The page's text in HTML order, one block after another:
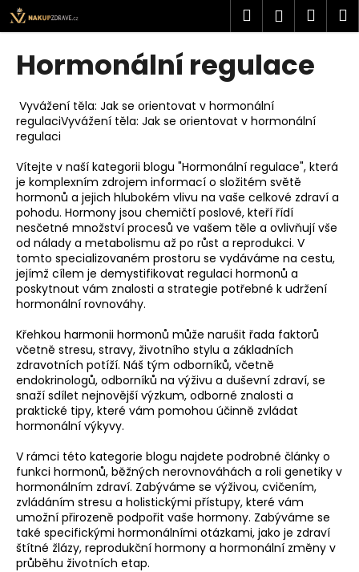
Přejít
na
obsah
Hledat
Hormonální regulace
Vyvážení těla: Jak se orientovat v hormonální
regulaciVyvážení těla: Jak se orientovat v hormonální
regulaci
Vítejte v naší kategorii blogu "Hormonální regulace", která
je komplexním zdrojem informací o složitém světě
hormonů a jejich hlubokém vlivu na vaše celkové zdraví a
pohodu. Hormony jsou chemičtí poslové, kteří řídí
nesčetné množství procesů ve vašem těle a ovlivňují vše
od nálady a metabolismu až po růst a reprodukci. V
tomto specializovaném prostoru se vydáváme na cestu,
jejímž cílem je demystifikovat regulaci hormonů a
poskytnout vám znalosti a strategie potřebné k udržení
hormonální rovnováhy.
Křehkou harmonii hormonů může narušit řada faktorů
včetně stresu, stravy, životního stylu a základních
zdravotních potíží. Náš tým odborníků, včetně
endokrinologů, odborníků na výživu a duševní zdraví, se
snaží sdílet nejnovější výzkum, odborné znalosti a
praktické tipy, které vám pomohou účinně zvládat
hormonální výkyvy.
V rámci této kategorie blogu najdete podrobné články o
funkci hormonů, běžných nerovnováhách a roli genetiky v
hormonálním zdraví. Zabýváme se výživou, cvičením,
zvládáním stresu a holistickými přístupy, které vám
umožní přirozeně podpořit vaše hormony. Zabýváme se
také specifickými hormonálními otázkami, jako je zdraví
štítné žlázy, reprodukční hormony a hormonální změny v
průběhu životních etap.
K
o
o
p
o
t
ř
e
b
u
j
e
t
e
n
a
j
í
?
HLEDAT